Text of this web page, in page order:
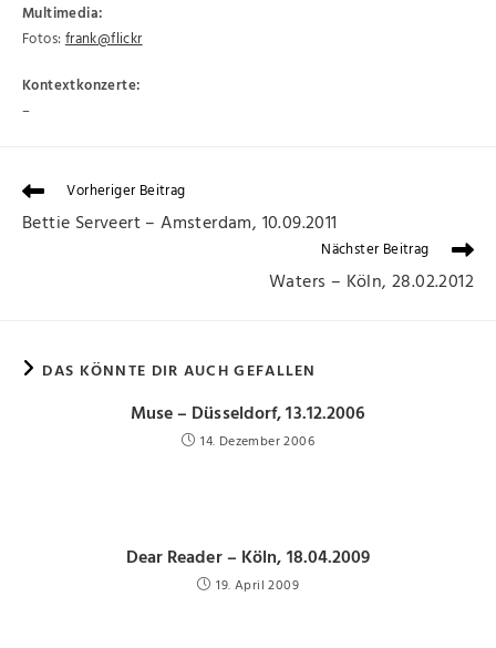
Multimedia:
Fotos:frank@flickr
Kontextkonzerte:
–
Vorheriger Beitrag
Bettie Serveert – Amsterdam, 10.09.2011
Nächster Beitrag
Waters – Köln, 28.02.2012
DAS KÖNNTE DIR AUCH GEFALLEN
Muse – Düsseldorf, 13.12.2006
14. Dezember 2006
Dear Reader – Köln, 18.04.2009
19. April 2009